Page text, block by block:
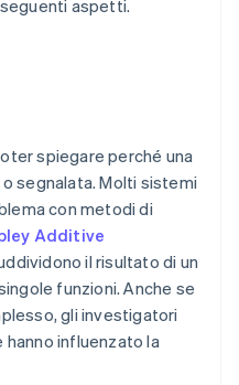
aspetti.
spiegare perché una
segnalata. Molti sistemi
con metodi di
Additive
il risultato di un
funzioni. Anche se
gli investigatori
influenzato la